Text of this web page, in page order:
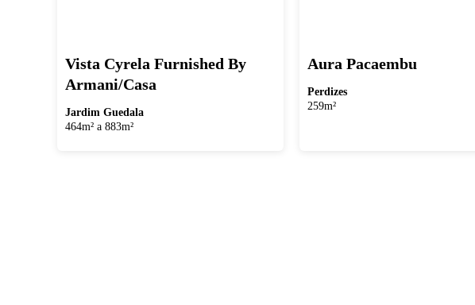
Vista Cyrela Furnished By
Armani/Casa
Jardim Guedala
464m² a 883m²
Aura Pacaembu
Perdizes
259m²